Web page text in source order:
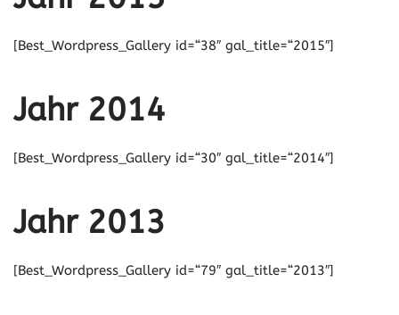
[Best_Wordpress_Gallery id=“38″ gal_title=“2015″]
Jahr 2014
[Best_Wordpress_Gallery id=“30″ gal_title=“2014″]
Jahr 2013
[Best_Wordpress_Gallery id=“79″ gal_title=“2013″]